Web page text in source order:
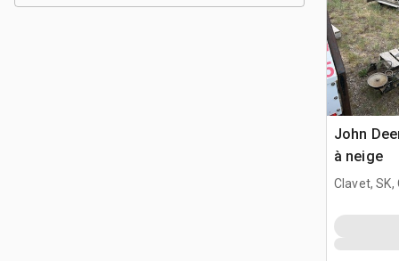
John
à neige
Clavet, SK,